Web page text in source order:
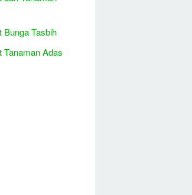
Bunga Tasbih
Tanaman Adas